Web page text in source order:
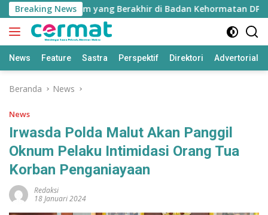
Langsung
ke
konten
Breaking News
Ibrahim yang Berakhir di Badan Kehormatan DPRD
News Feature Sastra Perspektif Direktori Advertorial
Beranda News
News
Irwasda Polda Malut Akan Panggil
Oknum Pelaku Intimidasi Orang Tua
Korban Penganiayaan
Redaksi
18 Januari 2024